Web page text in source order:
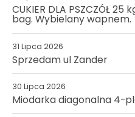
CUKIER DLA PSZCZÓŁ 25
bag. Wybielany wapnem.
31 Lipca 2026
Sprzedam ul Zander
30 Lipca 2026
Miodarka diagonalna 4-